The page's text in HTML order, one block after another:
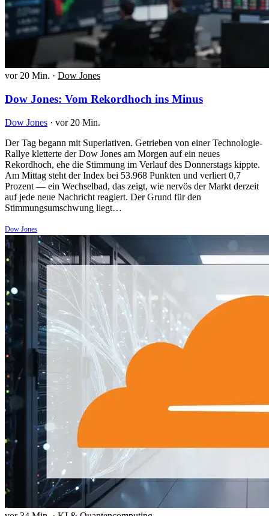
vor 20 Min. · Dow Jones
Dow Jones: Vom Rekordhoch ins Minus
Dow Jones · vor 20 Min.
Der Tag begann mit Superlativen. Getrieben von einer Technologie-
Rallye kletterte der Dow Jones am Morgen auf ein neues
Rekordhoch, ehe die Stimmung im Verlauf des Donnerstags kippte.
Am Mittag steht der Index bei 53.968 Punkten und verliert 0,7
Prozent — ein Wechselbad, das zeigt, wie nervös der Markt derzeit
auf jede neue Nachricht reagiert. Der Grund für den
Stimmungsumschwung liegt…
Dow Jones